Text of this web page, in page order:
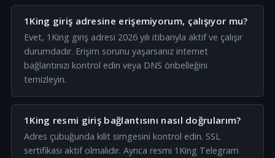
1King giriş adresine erişemiyorum, çalışıyor mu?
Evet, 1King giriş adresi 2026 yılı itibarıyla aktif ve çalışır
durumdadır. Erişim sorunu yaşarsanız internet
bağlantınızı kontrol edin veya DNS önbelleğini
temizleyin.
1King resmi giriş bağlantısını nasıl doğrularım?
Adres çubuğunda kilit simgesini kontrol edin. SSL
sertifikası aktif olmalıdır. Ayrıca resmi 1King Telegram